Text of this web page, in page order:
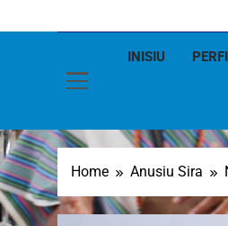
INISIU
Home Anusiu Sira